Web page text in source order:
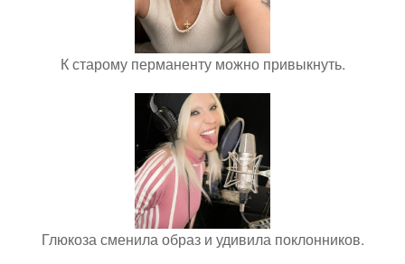
К старому перманенту можно привыкнуть.
Глюкоза сменила образ и удивила поклонников.